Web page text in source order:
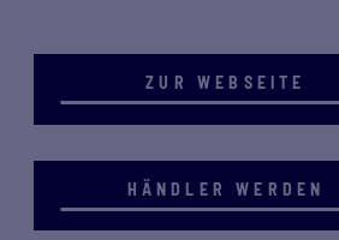
ZUR WEBSEITE
HÄNDLER WERDEN